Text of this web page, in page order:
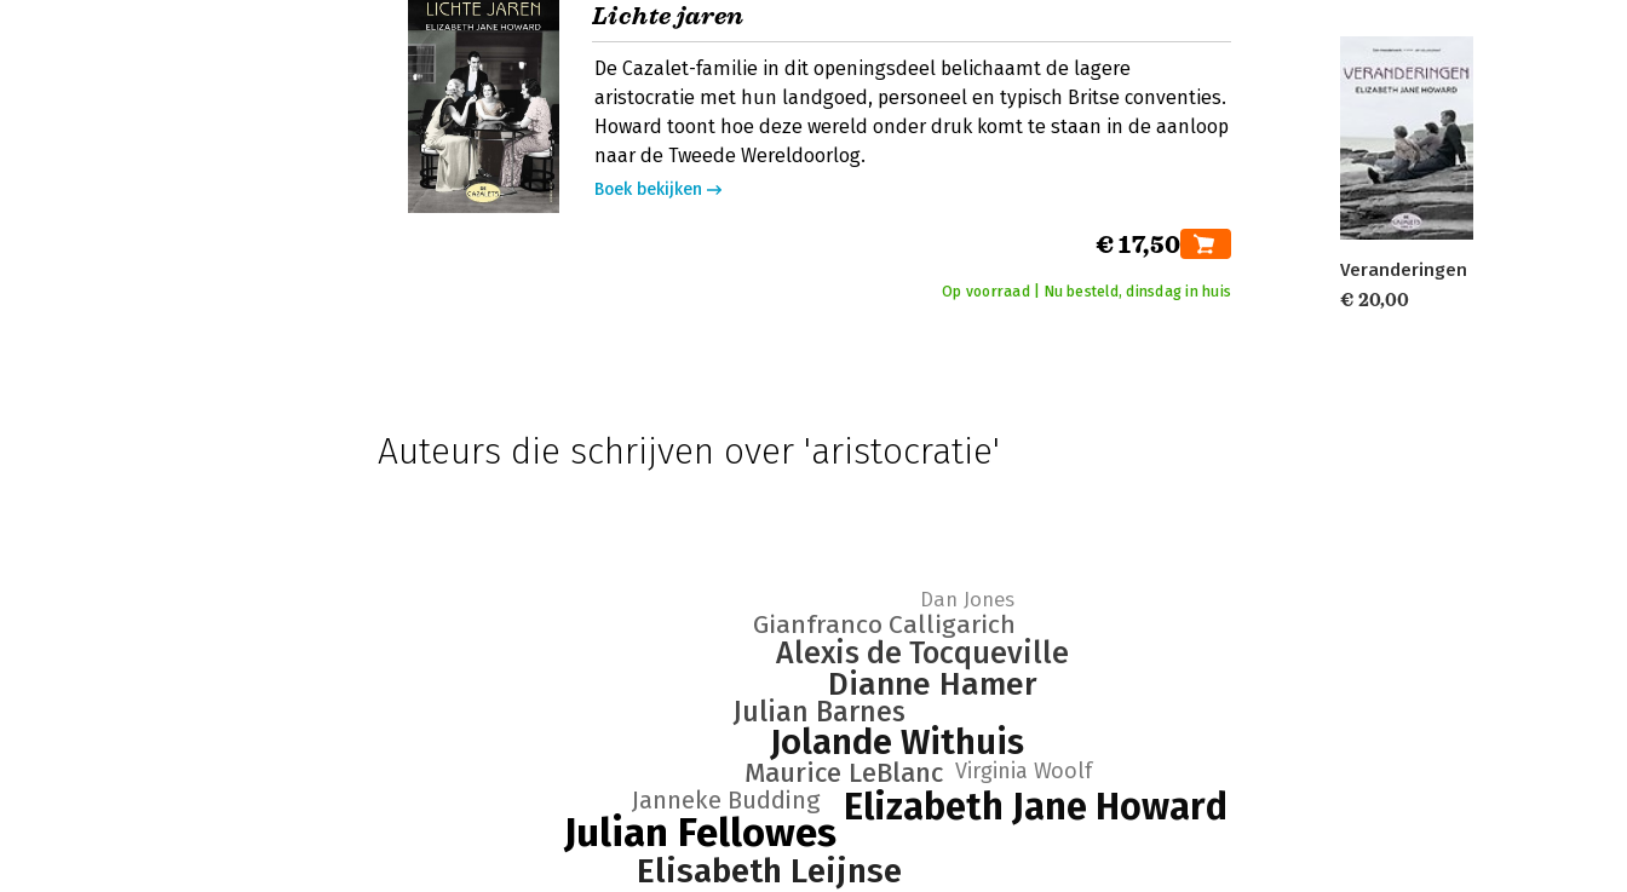
Lichte jaren
De Cazalet-familie in dit openingsdeel belichaamt de lagere
aristocratie met hun landgoed, personeel en typisch Britse conventies.
Howard toont hoe deze wereld onder druk komt te staan in de aanloop
naar de Tweede Wereldoorlog.
Boek bekijken
€ 17,50
Op voorraad | Nu besteld, dinsdag in huis
Auteurs die schrijven over 'aristocratie'
Julian Fellowes
Elizabeth Jane Howard
Jolande Withuis
Elisabeth Leijnse
Dianne Hamer
Alexis de Tocqueville
Julian Barnes
Maurice LeBlanc
Gianfranco Calligarich
Janneke Budding
Virginia Woolf
Dan Jones
Veranderingen
€ 20,00